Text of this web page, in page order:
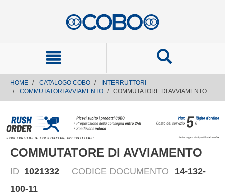
HOME CATALOGO COBO
INTERRUTTORI
COMMUTATORI AVVIAMENTO
COMMUTATORE DI AVVIAMENTO
COMMUTATORE DI AVVIAMENTO
ID 1021332 CODICE DOCUMENTO
14-132-
100-11